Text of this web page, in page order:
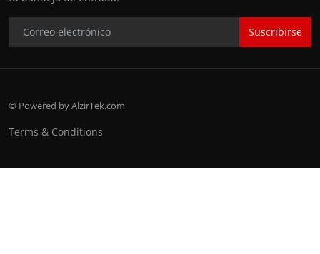
Suscribirse
© Powered by AlzirTek.com
Terms & Conditions